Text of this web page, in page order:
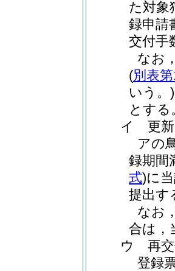
た対象
録申請
交付手
なお
(別表
いう。)
とする
イ 更新
アの
録期間
式)に
提出す
なお
合は，
ウ 再交
登録